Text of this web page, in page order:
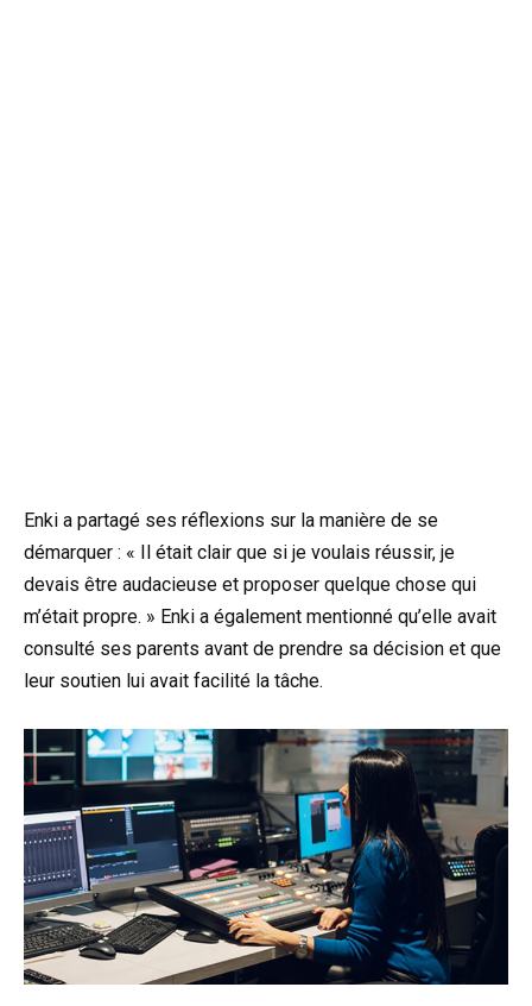
Enki a partagé ses réflexions sur la manière de se
démarquer : « Il était clair que si je voulais réussir, je
devais être audacieuse et proposer quelque chose qui
m’était propre. » Enki a également mentionné qu’elle avait
consulté ses parents avant de prendre sa décision et que
leur soutien lui avait facilité la tâche.